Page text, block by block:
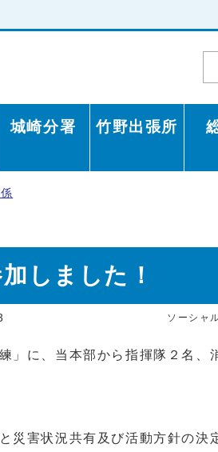
城崎分署 竹野出張所
しました！
ソーシャ
に、当本部から指揮隊２名、
災害状況共有及び活動方針の決